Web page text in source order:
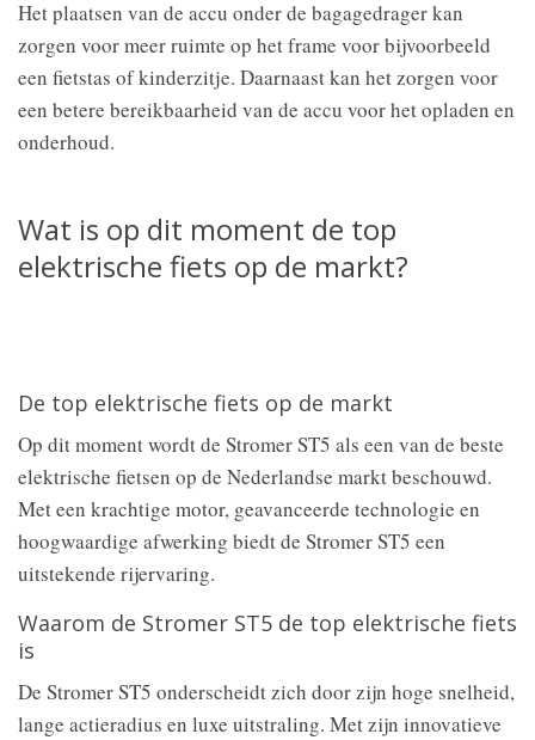
Het plaatsen van de accu onder de bagagedrager kan
zorgen voor meer ruimte op het frame voor bijvoorbeeld
een fietstas of kinderzitje. Daarnaast kan het zorgen voor
een betere bereikbaarheid van de accu voor het opladen en
onderhoud.
Wat is op dit moment de top
elektrische fiets op de markt?
De top elektrische fiets op de markt
Op dit moment wordt de Stromer ST5 als een van de beste
elektrische fietsen op de Nederlandse markt beschouwd.
Met een krachtige motor, geavanceerde technologie en
hoogwaardige afwerking biedt de Stromer ST5 een
uitstekende rijervaring.
Waarom de Stromer ST5 de top elektrische fiets
is
De Stromer ST5 onderscheidt zich door zijn hoge snelheid,
lange actieradius en luxe uitstraling. Met zijn innovatieve